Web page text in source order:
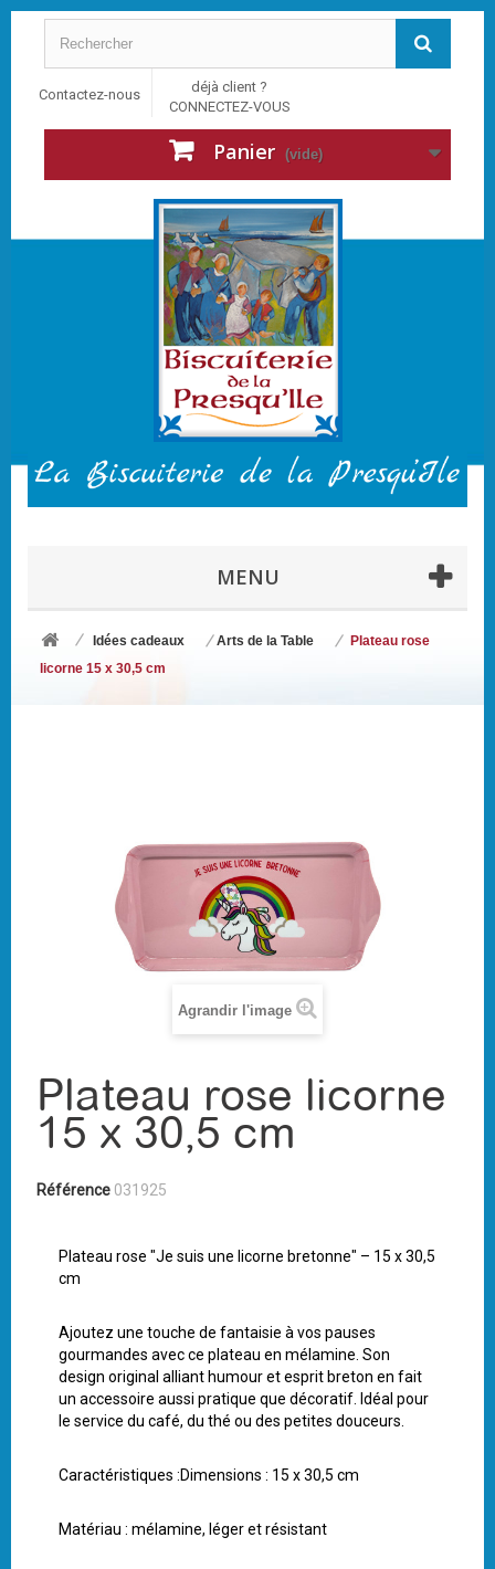
Contactez-nous
déjà client ?
CONNECTEZ-VOUS
Panier (vide)
MENU
Idées cadeaux Arts de la Table
Plateau rose
licorne 15 x 30,5 cm
Agrandir l'image
Plateau rose licorne
15 x 30,5 cm
Référence 031925
Plateau rose "Je suis une licorne bretonne" – 15 x 30,5
cm
Ajoutez une touche de fantaisie à vos pauses
gourmandes avec ce plateau en mélamine. Son
design original alliant humour et esprit breton en fait
un accessoire aussi pratique que décoratif. Idéal pour
le service du café, du thé ou des petites douceurs.
Caractéristiques :Dimensions : 15 x 30,5 cm
Matériau : mélamine, léger et résistant